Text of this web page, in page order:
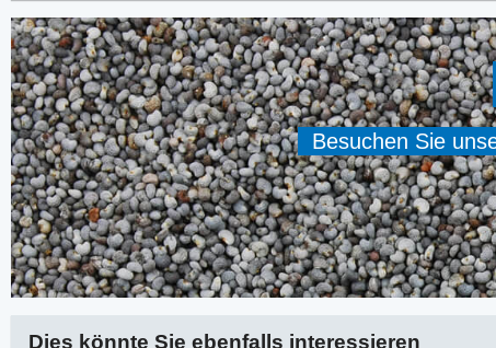
Besuchen Sie
Dies könnte Sie ebenfalls interessieren